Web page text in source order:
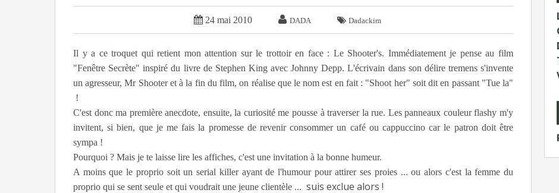
 24 mai 2010  DADA  Dadackim
Il y a ce troquet qui retient mon attention sur le trottoir en face : Le Shooter's. Immédiatement je pense au film
"Fenêtre Secrète" inspiré du livre de Stephen King avec Johnny Depp. L'écrivain dans son délire tremens s'invente
un agresseur, Mr Shooter et à la fin du film, on réalise que le nom est en fait : "Shoot her" soit dit en passant "Tue la"
!
C'est donc ma première anecdote, ensuite, la curiosité me pousse à traverser la rue. Les panneaux couleur flashy m'y
invitent, si bien, que je me fais la promesse de revenir consommer un café ou cappuccino car le patron doit être
sympa !
Pourquoi ? Mais je te laisse lire les affiches, c'est une invitation à la bonne humeur.
A moins que le proprio soit un serial killer ayant de l'humour pour attirer ses proies ... ou alors c'est la femme du
proprio qui se sent seule et qui voudrait une jeune clientèle ... suis exclue alors !